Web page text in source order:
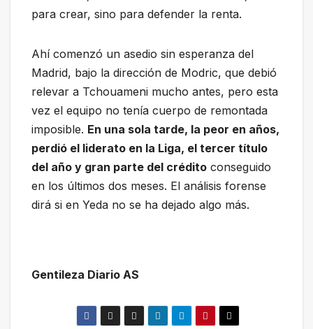
para crear, sino para defender la renta.
Ahí comenzó un asedio sin esperanza del
Madrid, bajo la dirección de Modric, que debió
relevar a Tchouameni mucho antes, pero esta
vez el equipo no tenía cuerpo de remontada
imposible. En una sola tarde, la peor en años,
perdió el liderato en la Liga, el tercer título
del año y gran parte del crédito conseguido
en los últimos dos meses. El análisis forense
dirá si en Yeda no se ha dejado algo más.
Gentileza Diario AS